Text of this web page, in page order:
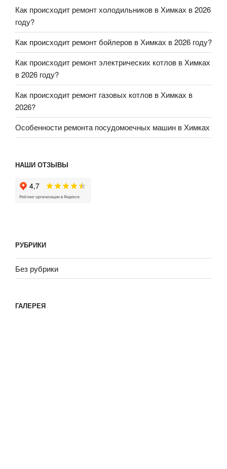
Как происходит ремонт холодильников в Химках в 2026
году?
Как происходит ремонт бойлеров в Химках в 2026 году?
Как происходит ремонт электрических котлов в Химках
в 2026 году?
Как происходит ремонт газовых котлов в Химках в
2026?
Особенности ремонта посудомоечных машин в Химках
НАШИ ОТЗЫВЫ
РУБРИКИ
Без рубрики
ГАЛЕРЕЯ